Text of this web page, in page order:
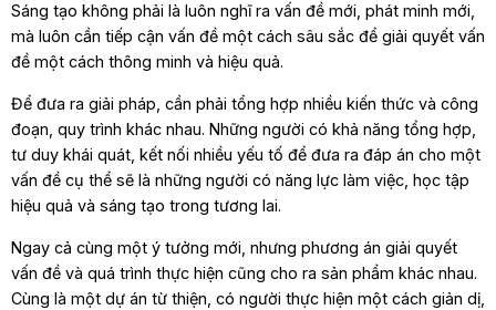
Sáng tạo không phải là luôn nghĩ ra vấn đề mới, phát minh mới,
mà luôn cần tiếp cận vấn đề một cách sâu sắc để giải quyết vấn
đề một cách thông minh và hiệu quả.
Để đưa ra giải pháp, cần phải tổng hợp nhiều kiến thức và công
đoạn, quy trình khác nhau. Những người có khả năng tổng hợp,
tư duy khái quát, kết nối nhiều yếu tố để đưa ra đáp án cho một
vấn đề cụ thể sẽ là những người có năng lực làm việc, học tập
hiệu quả và sáng tạo trong tương lai.
Ngay cả cùng một ý tưởng mới, nhưng phương án giải quyết
vấn đề và quá trình thực hiện cũng cho ra sản phẩm khác nhau.
Cùng là một dự án từ thiện, có người thực hiện một cách giản dị,